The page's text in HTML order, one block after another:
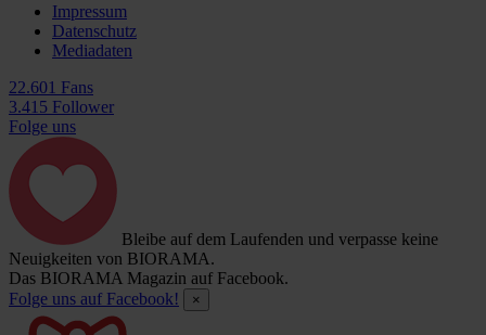
Impressum
Datenschutz
Mediadaten
22.601 Fans
3.415 Follower
Folge uns
Bleibe auf dem Laufenden und verpasse keine
Neuigkeiten von BIORAMA.
Das BIORAMA Magazin auf Facebook.
Folge uns auf Facebook!
×